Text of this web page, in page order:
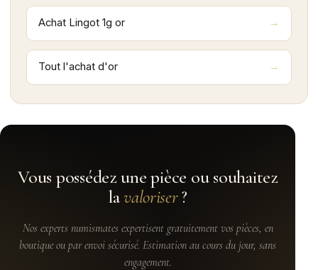
Achat Lingot 1g or
Tout l'achat d'or
Vous possédez une pièce ou souhaitez
lavaloriser?
Nos experts numismates expertisent gratuitement vos pièces, en
boutique ou par envoi sécurisé. Estimation au cours du jour, sans
engagement.